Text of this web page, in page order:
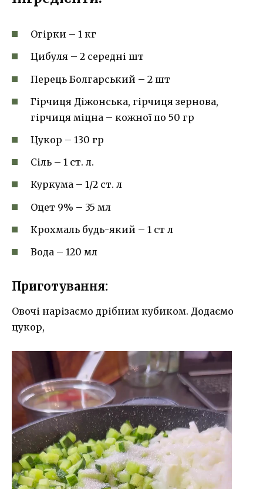
Огірки – 1 кг
Цибуля – 2 середні шт
Перець Болгарський – 2 шт
Гірчиця Діжонська, гірчиця зернова,
гірчиця міцна – кожної по 50 гр
Цукор – 130 гр
Сіль – 1 ст. л.
Куркума – 1/2 ст. л
Оцет 9% – 35 мл
Крохмаль будь-який – 1 ст л
Вода – 120 мл
Приготування:
Овочі нарізаємо дрібним кубиком. Додаємо
цукор,